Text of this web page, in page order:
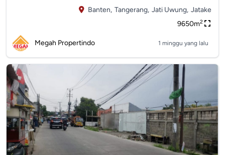
Banten, Tangerang, Jati Uwung, Jatake
9650m2
Megah Propertindo 1 minggu yang lalu